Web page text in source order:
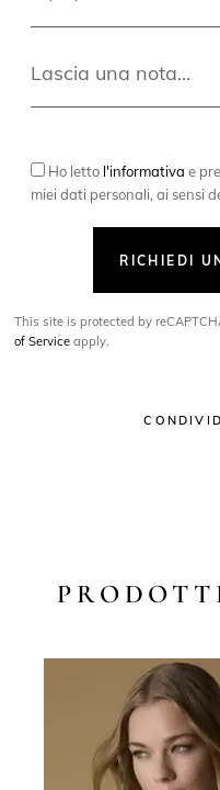
Ho letto l'informativa e
miei dati personali, ai sensi
RICHIEDI
This site is protected by
of Service apply.